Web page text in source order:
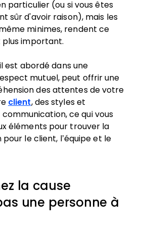
particulier (ou si vous êtes
sûr d'avoir raison), mais les
minimes, rendent ce
plus important.
est abordé dans une
mutuel, peut offrir une
des attentes de votre
client, des styles et
ce qui vous
éléments pour trouver la
le client, l’équipe et le
la cause
une personne à